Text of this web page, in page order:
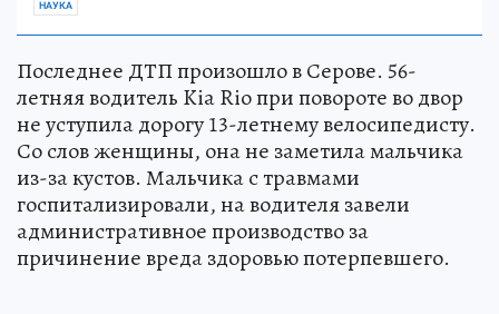
НАУКА
Последнее ДТП произошло в Серове. 56-
летняя водитель Kia Rio при повороте во двор
не уступила дорогу 13-летнему велосипедисту.
Со слов женщины, она не заметила мальчика
из-за кустов. Мальчика с травмами
госпитализировали, на водителя завели
административное производство за
причинение вреда здоровью потерпевшего.